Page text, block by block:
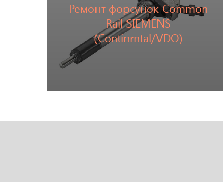
Ремонт форсунок Common
Rail SIEMENS
(Continrntal/VDO)
Перейти